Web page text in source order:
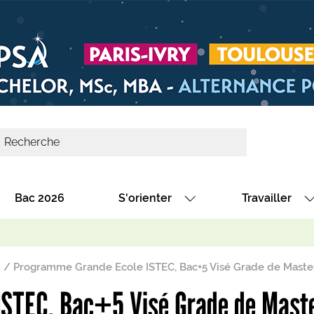
Bac 2026 S'orienter
Alternance : les formations des
Travailler
Décrocher un
Programme Grande Ecole ISTEC, Bac+5 Visé Grade de
Bac+5 Visé Grade de